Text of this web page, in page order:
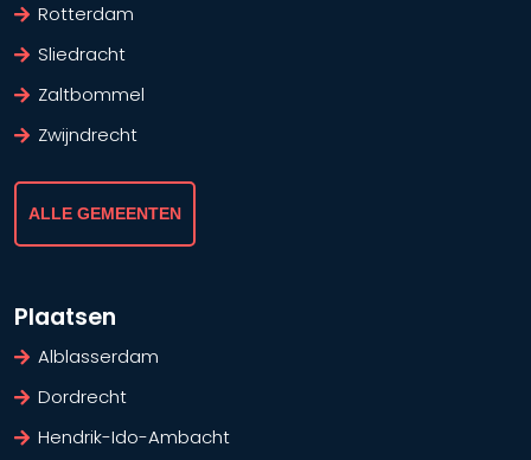
Rotterdam
Sliedracht
Zaltbommel
Zwijndrecht
ALLE GEMEENTEN
Plaatsen
Alblasserdam
Dordrecht
Hendrik-Ido-Ambacht